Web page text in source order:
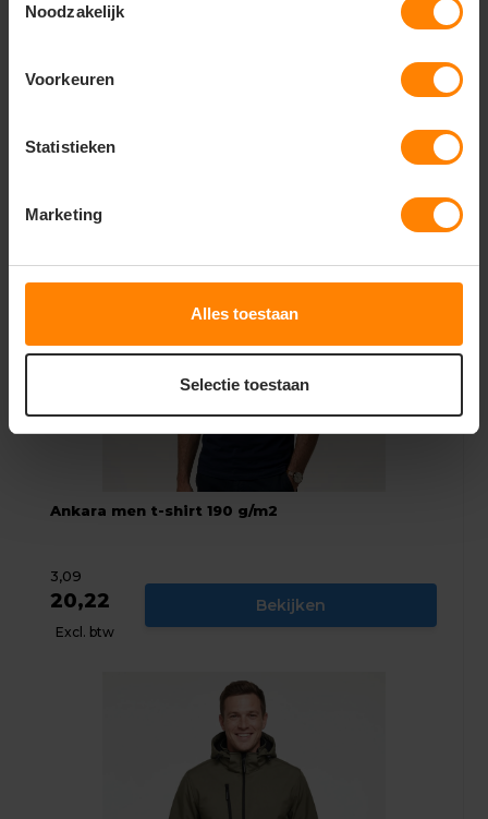
Noodzakelijk
Voorkeuren
Statistieken
Marketing
Alles toestaan
Selectie toestaan
20,22
Ankara men t-shirt 190 g/m2
3,09
20,22
Excl. btw
Bekijken